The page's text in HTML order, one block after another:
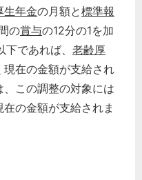
生年金の月額と標準報
の賞与の12分の1を加
であれば、 老齢厚
在の金額が支給され
、この調整の対象には
の金額が支給されま